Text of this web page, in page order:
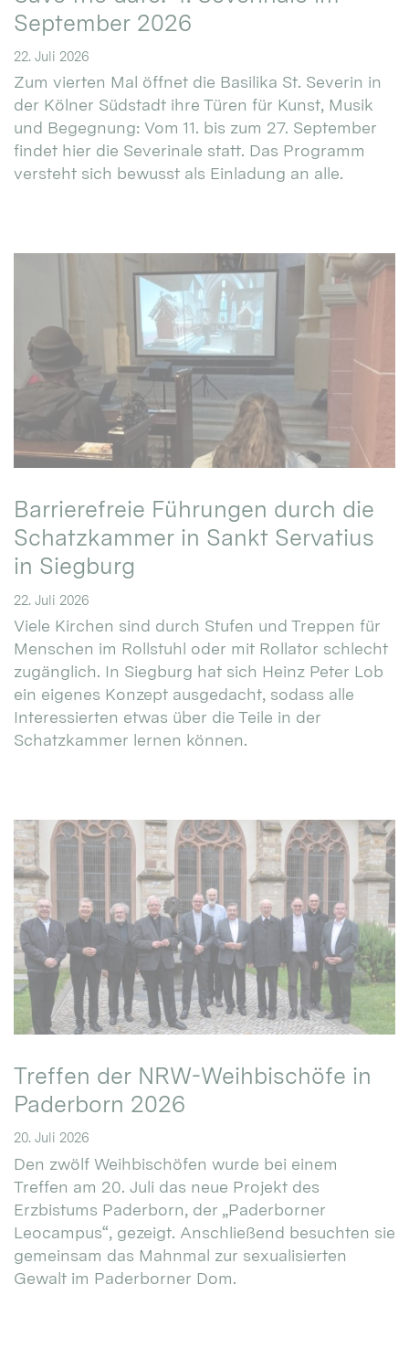
September 2026
22. Juli 2026
Zum vierten Mal öffnet die Basilika St. Severin in
der Kölner Südstadt ihre Türen für Kunst, Musik
und Begegnung: Vom 11. bis zum 27. September
findet hier die Severinale statt. Das Programm
versteht sich bewusst als Einladung an alle.
Barrierefreie Führungen durch die
Schatzkammer in Sankt Servatius
in Siegburg
22. Juli 2026
Viele Kirchen sind durch Stufen und Treppen für
Menschen im Rollstuhl oder mit Rollator schlecht
zugänglich. In Siegburg hat sich Heinz Peter Lob
ein eigenes Konzept ausgedacht, sodass alle
Interessierten etwas über die Teile in der
Schatzkammer lernen können.
Treffen der NRW-Weihbischöfe in
Paderborn 2026
20. Juli 2026
Den zwölf Weihbischöfen wurde bei einem
Treffen am 20. Juli das neue Projekt des
Erzbistums Paderborn, der „Paderborner
Leocampus“, gezeigt. Anschließend besuchten sie
gemeinsam das Mahnmal zur sexualisierten
Gewalt im Paderborner Dom.